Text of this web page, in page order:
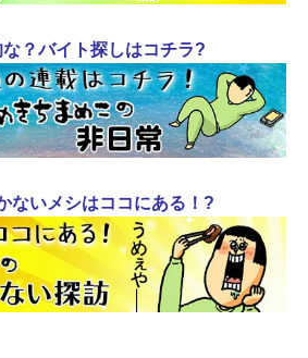
？バイト探しはコチラ?
ないメシはココにある！?